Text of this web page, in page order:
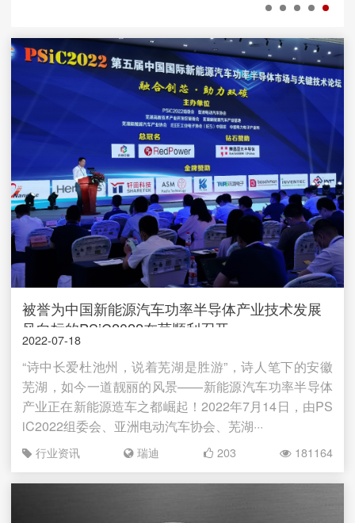
被誉为中国新能源汽车功率半导体产业技术发展
风向标的PSiC2022在芜顺利召开
2022-07 18
“诗中长爱杜池州，说着芜湖是胜游”，诗人笔下的安徽
芜湖，如今一道靓丽的风景——新能源汽车功率半导体
产业正在新能源造车之都崛起！2022年7月14日，由PS
iC2022组委会、亚洲电动汽车协会、芜湖···
行业资讯 瑞迪 203 181164